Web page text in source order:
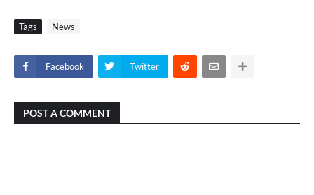
Tags News
Facebook Twitter
POST A COMMENT